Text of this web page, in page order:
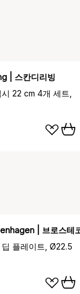
| 스칸디리빙
22 cm 4개 세트,
| 브로스테
딥 플레이트, Ø22.5